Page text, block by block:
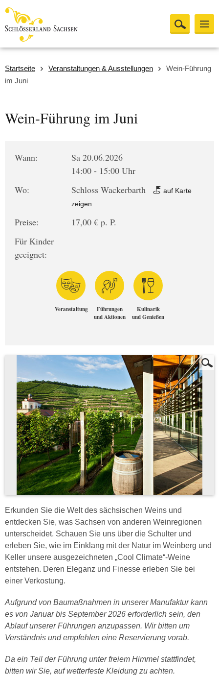
Startseite Veranstaltungen & Ausstellungen
Wein-Führung
im Juni
Wein-Führung im Juni
Wann:
Sa 20.06.2026
14:00 - 15:00 Uhr
Wo:
Schloss Wackerbarth
auf Karte
zeigen
Preise:
17,00 € p. P.
Für Kinder
geeignet:
Veranstaltung
Führungen
und Aktionen
Kulinarik
und Genießen
Erkunden Sie die Welt des sächsischen Weins und
entdecken Sie, was Sachsen von anderen Weinregionen
unterscheidet. Schauen Sie uns über die Schulter und
erleben Sie, wie im Einklang mit der Natur im Weinberg und
Keller unsere ausgezeichneten „Cool Climate“-Weine
entstehen. Deren Eleganz und Finesse erleben Sie bei
einer Verkostung.
Aufgrund von Baumaßnahmen in unserer Manufaktur kann
es von Januar bis September 2026 erforderlich sein, den
Ablauf unserer Führungen anzupassen. Wir bitten um
Verständnis und empfehlen eine Reservierung vorab.
Da ein Teil der Führung unter freiem Himmel stattfindet,
bitten wir Sie, auf wetterfeste Kleidung zu achten.